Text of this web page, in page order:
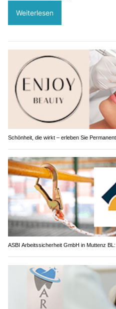
Weiterlesen
Schönheit, die wirkt – erleben Sie
ASBI Arbeitssicherheit GmbH in Muttenz